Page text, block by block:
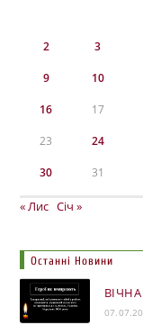
2 3
9 10
16 17
23 24
30 31
« Лис Січ »
Останні Новини